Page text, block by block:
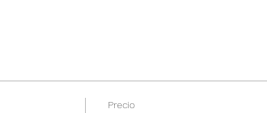
Precio